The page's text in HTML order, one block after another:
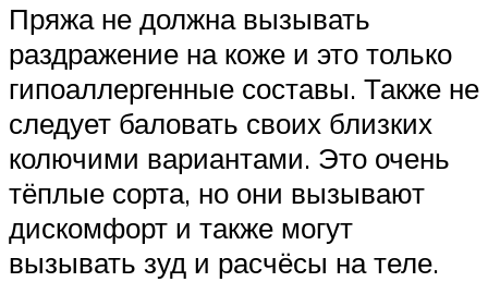
Пряжа не должна вызывать
раздражение на коже и это только
гипоаллергенные составы. Также не
следует баловать своих близких
колючими вариантами. Это очень
тёплые сорта, но они вызывают
дискомфорт и также могут
вызывать зуд и расчёсы на теле.